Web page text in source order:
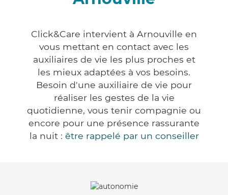
Click&Care intervient à Arnouville en
vous mettant en contact avec les
auxiliaires de vie les plus proches et
les mieux adaptées à vos besoins.
Besoin d'une auxiliaire de vie pour
réaliser les gestes de la vie
quotidienne, vous tenir compagnie ou
encore pour une présence rassurante
la nuit : être rappelé par un conseiller